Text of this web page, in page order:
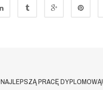
PRACĘ DYPLOMOWĄ!